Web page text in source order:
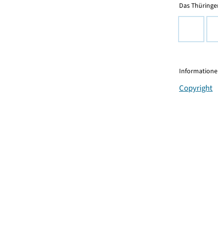
Das
Copyright